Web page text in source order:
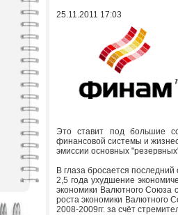
25.11.2011 17:03
Это ставит под большие
финансовой системы и
эмиссии основных
В глаза бросается
2,5 года ухудшение
экономики Валютного Союза
роста экономики Валютного
2008-2009гг. за счёт